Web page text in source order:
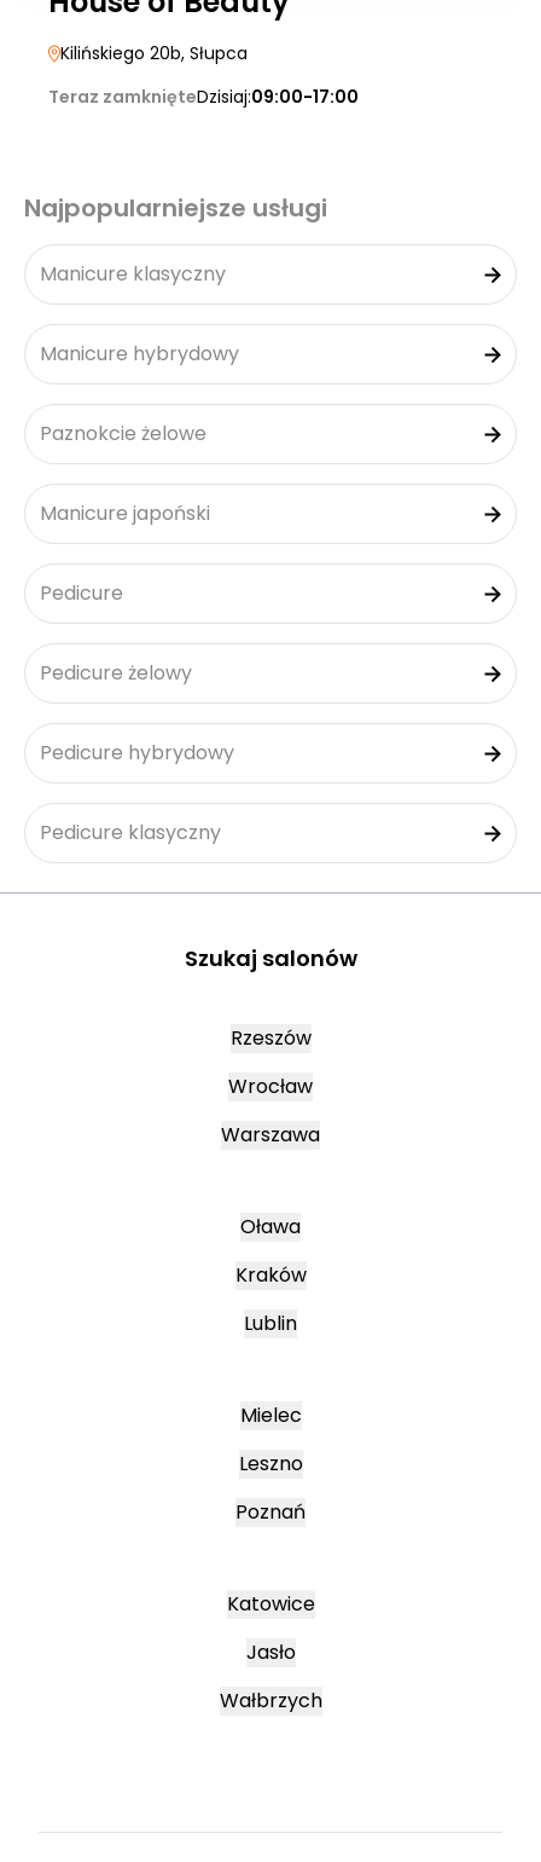
Kilińskiego 20b, Słupca
Teraz zamknięteDzisiaj:09:00-17:00
Najpopularniejsze usługi
Manicure klasyczny
Manicure hybrydowy
Paznokcie żelowe
Manicure japoński
Pedicure
Pedicure żelowy
Pedicure hybrydowy
Pedicure klasyczny
Szukaj salonów
Rzeszów
Wrocław
Warszawa
Oława
Kraków
Lublin
Mielec
Leszno
Poznań
Katowice
Jasło
Wałbrzych